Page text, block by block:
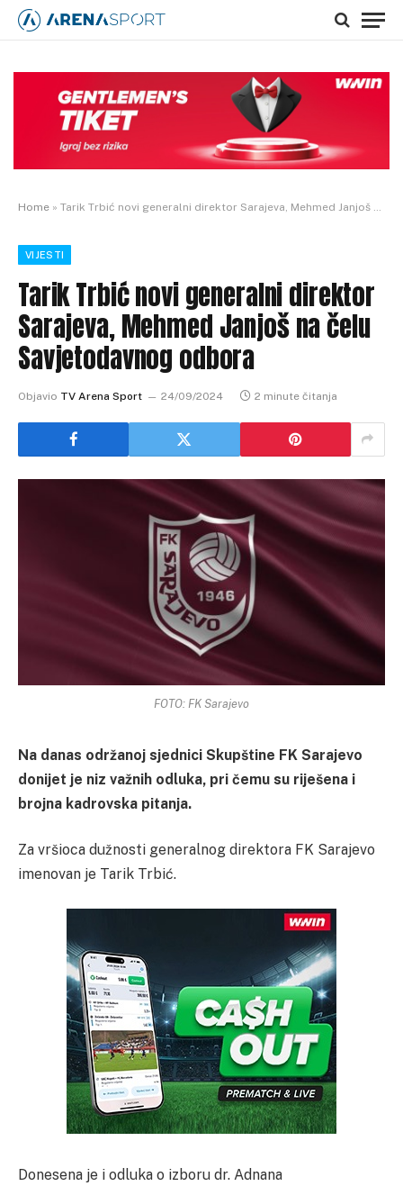
Home » Tarik Trbić novi generalni direktor Sarajeva, Mehmed Janjoš na čelu Savjetodavnog odbora
VIJESTI
Tarik Trbić novi generalni direktor
Sarajeva, Mehmed Janjoš na čelu
Savjetodavnog odbora
Objavio TV Arena Sport 24/09/2024 2 minute čitanja
FOTO: FK Sarajevo
Na danas održanoj sjednici Skupštine FK Sarajevo
donijet je niz važnih odluka, pri čemu su riješena i
brojna kadrovska pitanja.
Za vršioca dužnosti generalnog direktora FK Sarajevo
imenovan je Tarik Trbić.
Donesena je i odluka o izboru dr. Adnana